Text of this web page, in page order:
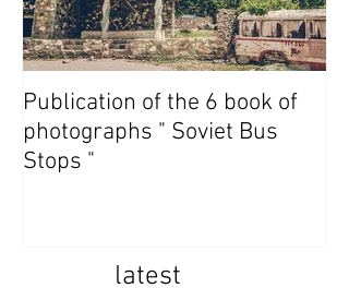
Publication of the 6 book of
photographs " Soviet Bus
Stops "
latest